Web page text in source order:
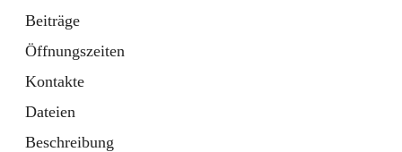
Beiträge
Öffnungszeiten
Kontakte
Dateien
Beschreibung
11 Schnellzugriffe
Soziales
1 Schnellzugriff